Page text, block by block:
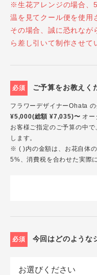
※生花アレンジの場合、
温を見てクール便を使用
その場合、誠に恐れなが
ら差し引いて制作させて
必須 ご予算をお教えく
フラワーデザイナーOhata
¥5,000(総額 ¥7,035)〜 オー
お客様ご指定のご予算の中
します。
※ ( )内の金額は、お花自体
5%、消費税を合わせた実際
必須 今回はどのような